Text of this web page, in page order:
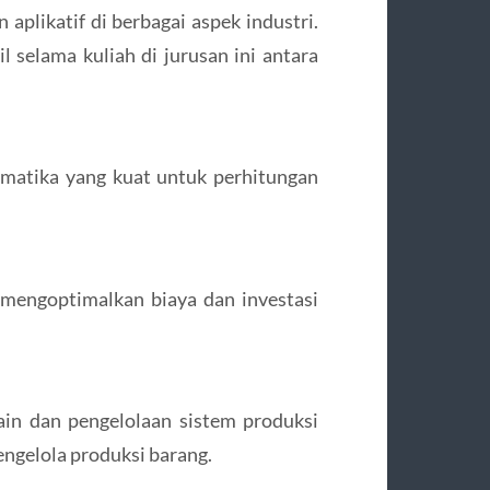
aplikatif di berbagai aspek industri.
selama kuliah di jurusan ini antara
yang kuat untuk perhitungan
biaya dan investasi
dan pengelolaan sistem produksi
produksi barang.